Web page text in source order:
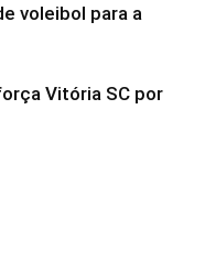
voleibol para a
Vitória SC por